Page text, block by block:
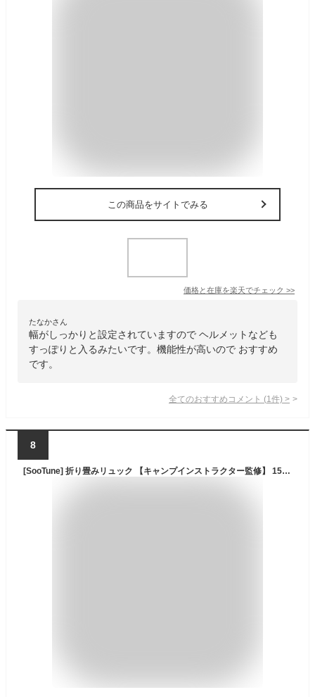
この商品をサイトでみる
価格と在庫を楽天でチェック >>
たなかさん
幅がしっかりと設定されていますので ヘルメットなども
すっぽりと入るみたいです。機能性が高いので おすすめ
です。
全てのおすすめコメント (1 件) >
8
[SooTune] 折り畳みリュック 【キャンプインストラクター監修】 15L 軽量 防水 メンズ サブバッグ アウトドア 旅行 PC ナイロン 丈夫 登山 人気 男女兼用 (オレンジ)